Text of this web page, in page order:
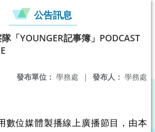
公告訊息
「YOUNGER記事簿」PODCAST
發布人： 學務處
發布單位： 學務處 |
數位媒體製播線上廣播節目，由本